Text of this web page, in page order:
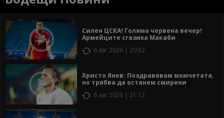
Силен ЦСКА! Голяма червена вечер!
Армейците сгазиха Макаби
6 авг 2026 | 20:52
Христо Янев: Поздравявам момчетата,
но трябва да останем смирени
6 авг 2026 | 21:12